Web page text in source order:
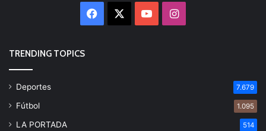
Facebook YouTubeInstagram
TRENDING TOPICS
Deportes 7.679
Fútbol 1.095
LA PORTADA 514